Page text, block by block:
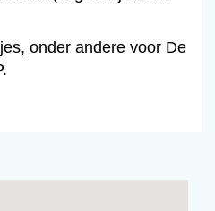
onder andere voor De